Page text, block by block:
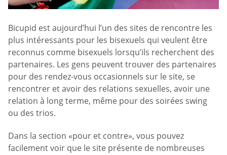
Bicupid est aujourd’hui l’un des sites de rencontre les
plus intéressants pour les bisexuels qui veulent être
reconnus comme bisexuels lorsqu’ils recherchent des
partenaires. Les gens peuvent trouver des partenaires
pour des rendez-vous occasionnels sur le site, se
rencontrer et avoir des relations sexuelles, avoir une
relation à long terme, même pour des soirées swing
ou des trios.
Dans la section «pour et contre», vous pouvez
facilement voir que le site présente de nombreuses